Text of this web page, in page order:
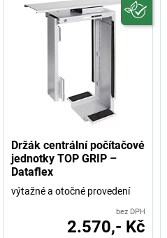
Držák centrální počítačové
jednotky TOP GRIP –
Dataflex
výtažné a otočné provedení
bez DPH
2.570,- Kč